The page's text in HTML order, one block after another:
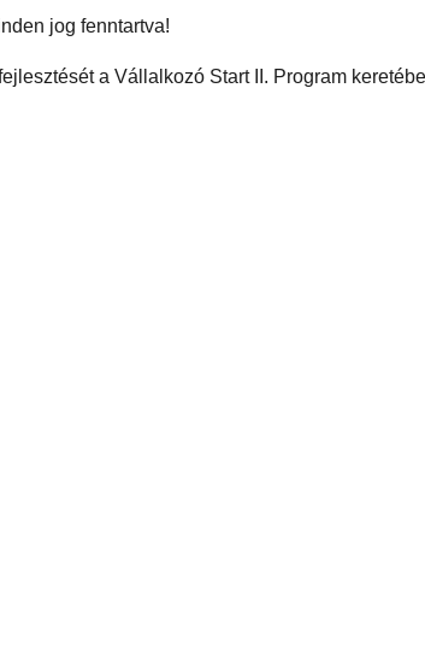
jog fenntartva!
a Vállalkozó Start II. Program